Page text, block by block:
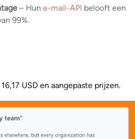
– Hun e-mail-API belooft een
99%.
USD en aangepaste prijzen.